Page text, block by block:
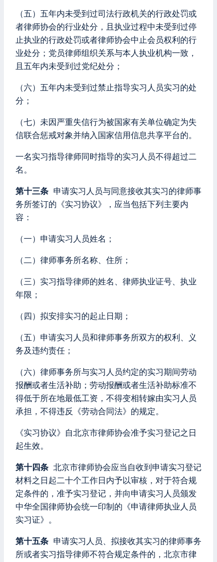
（五）五年内未受到过司法行政机关的行政处罚或
者律师协会的行业处分，且执业过程中未受到过停
止执业的行政处罚或者律师协会中止会员权利的行
业处分；党员律师组织关系与本人执业机构一致，
且五年内未受到过党纪处分；
（六）五年内未受到过禁止指导实习人员实习的处
分；
（七）未因严重失信行为被国家有关单位确定为失
信联合惩戒对象并纳入国家信用信息共享平台的。
一名实习指导律师同时指导的实习人员不得超过二
名。
第十三条 申请实习人员与同意接收其实习的律师事
务所签订的《实习协议》，应当包括下列主要内
容：
（一）申请实习人员姓名；
（二）律师事务所名称、住所；
（三）实习指导律师的姓名、律师执业证号、执业
年限；
（四）拟安排实习的起止日期；
（五）申请实习人员和律师事务所双方的权利、义
务及违约责任；
（六）律师事务所与实习人员约定的实习期间劳动
报酬或者生活补助；劳动报酬或者生活补助标准不
得低于所在地最低工资，不得变相转嫁由实习人员
承担，不得违反《劳动合同法》的规定。
《实习协议》自北京市律师协会准予实习登记之日
起生效。
第十四条 北京市律师协会应当自收到申请实习登记
材料之日起二十个工作日内予以审核，对于符合规
定条件的，准予实习登记，并向申请实习人员颁发
中华全国律师协会统一印制的《申请律师执业人员
实习证》。
第十五条 申请实习人员、拟接收其实习的律师事务
所或者实习指导律师不符合规定条件的，北京市律